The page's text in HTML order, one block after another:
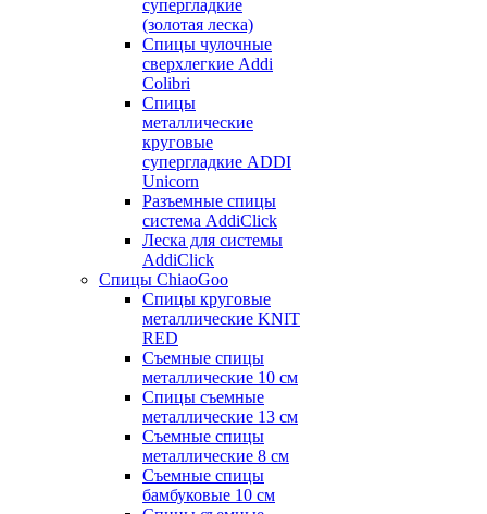
супергладкие
(золотая леска)
Спицы чулочные
сверхлегкие Addi
Colibri
Спицы
металлические
круговые
супергладкие ADDI
Unicorn
Разъемные спицы
система AddiClick
Леска для системы
AddiClick
Спицы ChiaoGoo
Спицы круговые
металлические KNIT
RED
Съемные спицы
металлические 10 см
Спицы съемные
металлические 13 см
Съемные спицы
металлические 8 см
Съемные спицы
бамбуковые 10 см